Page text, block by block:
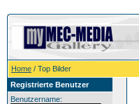
Home / Top Bilder
Registrierte Benutzer
Benutzername: